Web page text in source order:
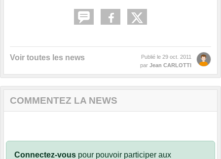
Voir toutes les news Publié le 29 oct. 2011
par Jean CARLOTTI
COMMENTEZ LA NEWS
Connectez-vous pour pouvoir participer aux